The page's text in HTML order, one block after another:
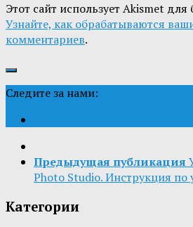
Этот сайт использует Akismet
Узнайте, как обрабатываются
комментариев.
Следите за нами:
Предыдущая публикация
Photo Studio. Инструкция по
Категории